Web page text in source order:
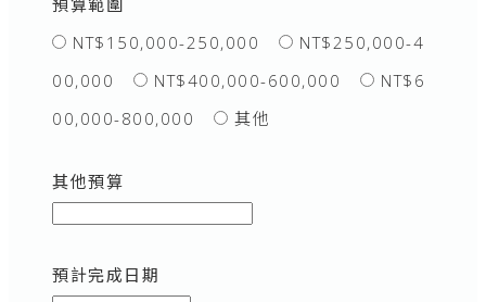
NT$150,000-250,000
NT$250,000-4
00,000
NT$400,000-600,000
NT$6
00,000-800,000
其他
其他預算
預計完成日期